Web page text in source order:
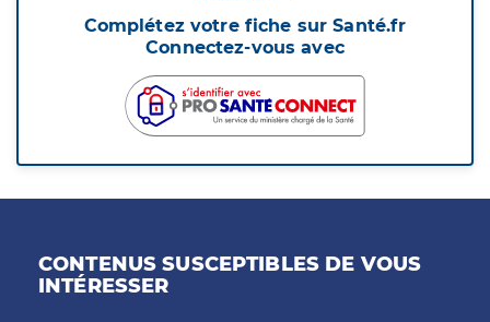
Complétez votre fiche sur Santé.fr
Connectez-vous avec
CONTENUS SUSCEPTIBLES DE VOUS
INTÉRESSER